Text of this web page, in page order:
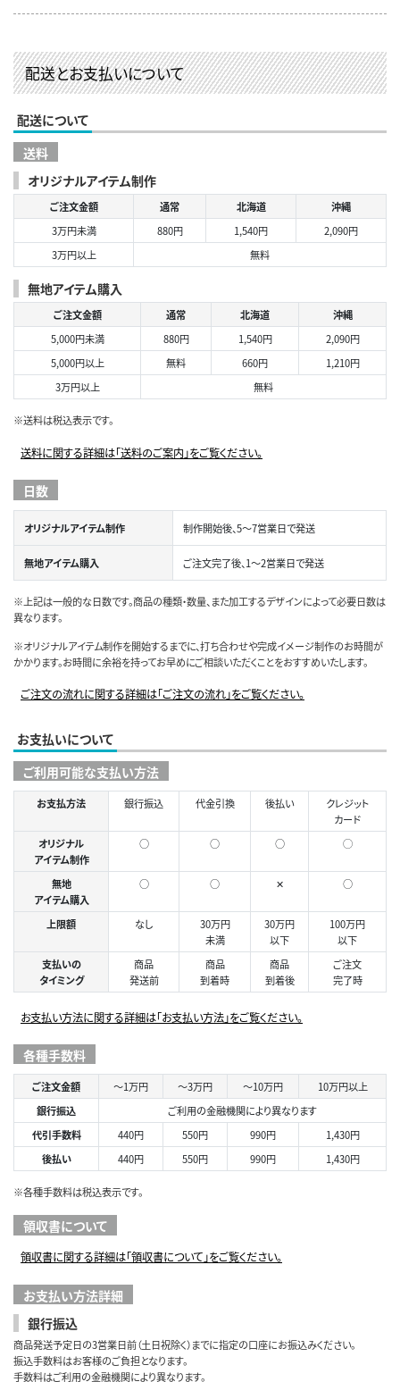
配送とお支払いについて
配送について
送料
オリジナルアイテム制作
ご注文金額 通常 北海道
沖縄
3万円未満
880円 1,540円
2,090円
3万円以上
無料
無地アイテム購入
ご注文金額 通常 北海道
沖縄
5,000円未満
880円 1,540円
2,090円
5,000円以上
無料 660円
1,210円
3万円以上
無料
※送料は税込表示です。
送料に関する詳細は「送料のご案内」をご覧ください。
日数
オリジナルアイテム制作 制作開始後、5～7営業日で発送
無地アイテム購入 ご注文完了後、1～2営業日で発送
※上記は一般的な日数です。商品の種類・数量、また加工するデザインによって必要日数は
異なります。
※オリジナルアイテム制作を開始するまでに、打ち合わせや完成イメージ制作のお時間が
かかります。お時間に余裕を持ってお早めにご相談いただくことをおすすめいたします。
ご注文の流れに関する詳細は「ご注文の流れ」をご覧ください。
お支払いについて
ご利用可能な支払い方法
お支払方法 銀行振込 代金引換 後払い
クレジット
カード
オリジナル
アイテム制作
○ ○ ○ ◯
無地
アイテム購入
○ ○ ✕ ○
上限額 なし
30万円
未満
30万円
以下
100万円
以下
支払いの
タイミング
商品
発送前
商品
到着時
商品
到着後
ご注文
完了時
お支払い方法に関する詳細は「お支払い方法」をご覧ください。
各種手数料
ご注文金額 ～1万円 ～3万円 ～10万円
10万円以上
銀行振込
ご利用の金融機関により異なります
代引手数料
440円 550円 990円
1,430円
後払い
440円 550円 990円 1,430円
※各種手数料は税込表示です。
領収書について
領収書に関する詳細は「領収書について」をご覧ください。
お支払い方法詳細
銀行振込
商品発送予定日の3営業日前（土日祝除く）までに指定の口座にお振込みください。
振込手数料はお客様のご負担となります。
手数料はご利用の金融機関により異なります。